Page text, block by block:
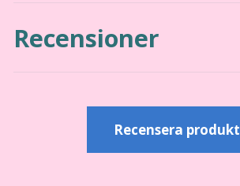
Recensioner
Recensera produkt